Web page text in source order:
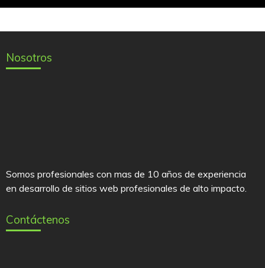
Nosotros
Somos profesionales con mas de 10 años de experiencia
en desarrollo de sitios web profesionales de alto impacto.
Contáctenos